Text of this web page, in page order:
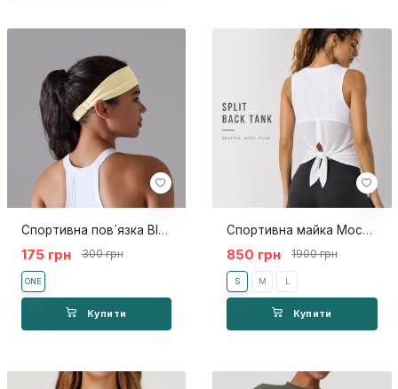
Спортивна пов`язка Bler yellow
175 грн 300 грн
ONE
Купити
Спортивна майка Moccy white
850 грн 1900 грн
S M L
Купити